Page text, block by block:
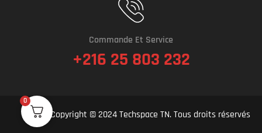
0
Commande Et Service
+216 25 803 232
Copyright © 2024 Techspace TN. Tous droits réservés